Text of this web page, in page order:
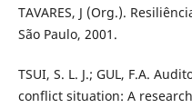
TAVARES, J (Org.).
São Paulo, 2001.
TSUI, S. L. J.; GUL, F.A.
conflict situation: A